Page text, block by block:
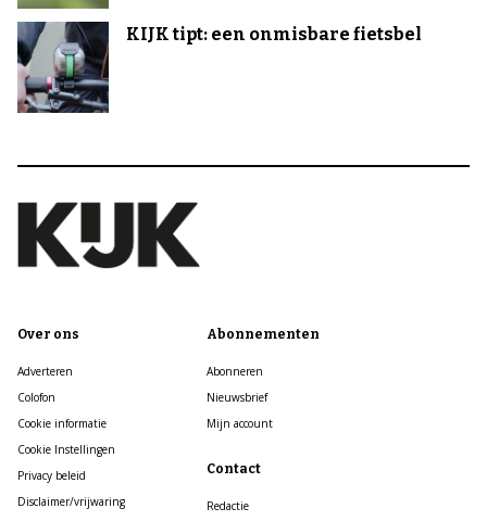
KIJK tipt: een onmisbare fietsbel
Over ons
Adverteren
Colofon
Cookie informatie
Cookie Instellingen
Privacy beleid
Disclaimer/vrijwaring
Abonnementen
Abonneren
Nieuwsbrief
Mijn account
Contact
Redactie